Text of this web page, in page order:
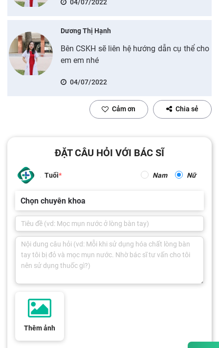
04/07/2022
Dương Thị Hạnh
Bên CSKH sẽ liên hệ hướng dẫn cụ thể cho
em em nhé
04/07/2022
Cảm ơn Chia sẻ
ĐẶT CÂU HỎI VỚI BÁC SĨ
Tuổi Nam Nữ
Chọn chuyên khoa
Thêm ảnh